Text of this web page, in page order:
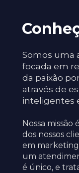
Somos uma
focada em
da paixão
através de
inteligentes
Nossa
dos nossos
em
um
é único, e